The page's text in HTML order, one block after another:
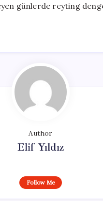
günlerde reyting
Author
Elif Yıldız
Follow Me